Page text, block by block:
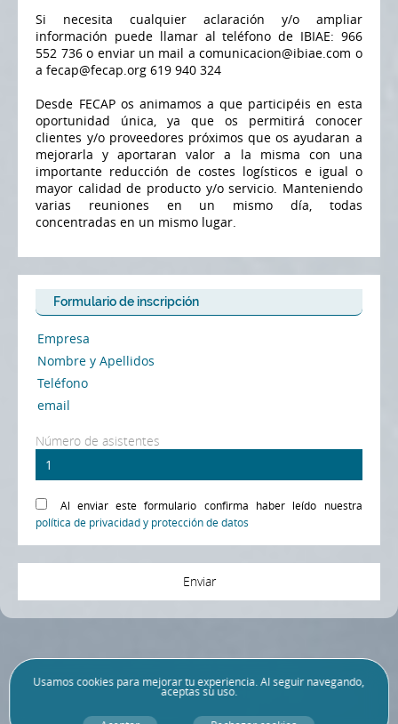
Si necesita cualquier aclaración y/o ampliar
información puede llamar al teléfono de IBIAE: 966
552 736 o enviar un mail a comunicacion@ibiae.com o
a fecap@fecap.org 619 940 324
Desde FECAP os animamos a que participéis en esta
oportunidad única, ya que os permitirá conocer
clientes y/o proveedores próximos que os ayudaran a
mejorarla y aportaran valor a la misma con una
importante reducción de costes logísticos e igual o
mayor calidad de producto y/o servicio. Manteniendo
varias reuniones en un mismo día, todas
concentradas en un mismo lugar.
Formulario de inscripción
Número de asistentes
Al enviar este formulario confirma haber leído nuestra
política de privacidad y protección de datos
Enviar
Usamoscookies para mejorar tu experiencia. Al seguir navegando,
aceptas su uso.